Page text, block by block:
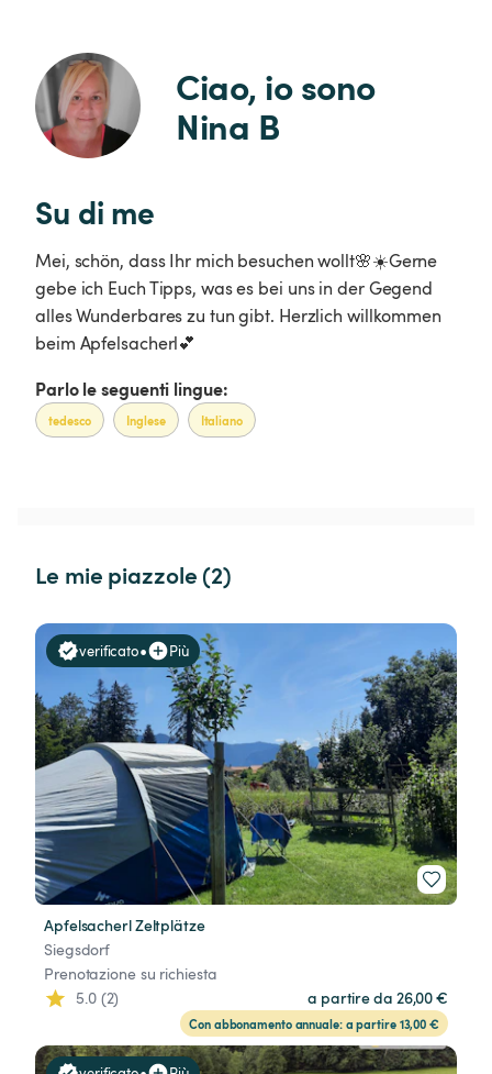
Ciao, io sono
Nina B
Su di me
Mei, schön, dass Ihr mich besuchen wollt🌸☀️Gerne
gebe ich Euch Tipps, was es bei uns in der Gegend
alles Wunderbares zu tun gibt. Herzlich willkommen
beim Apfelsacherl💕
Parlo le seguenti lingue:
tedesco Inglese Italiano
Le mie piazzole (2)
verificato• Più
Apfelsacherl Zeltplätze
Siegsdorf
Prenotazione su richiesta
5.0 (2)
a partire da 26,00 €
Con abbonamento annuale: a partire 13,00 €